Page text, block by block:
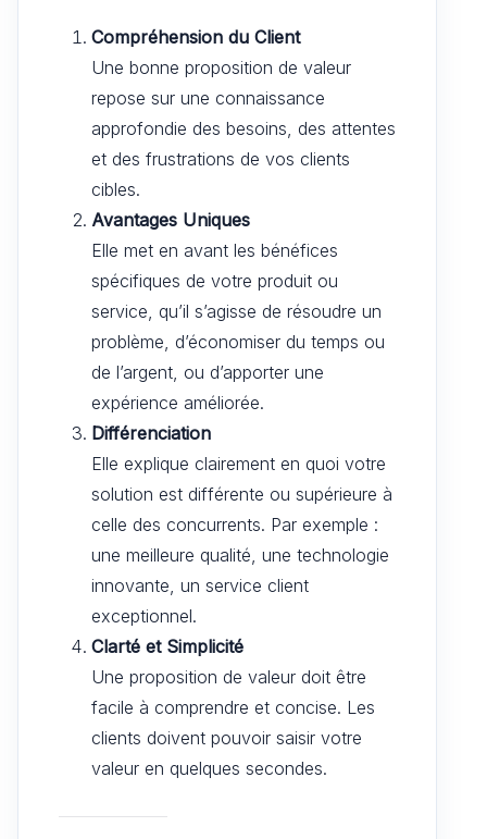
Compréhension du Client
Une bonne proposition de valeur
repose sur une connaissance
approfondie des besoins, des attentes
et des frustrations de vos clients
cibles.
Avantages Uniques
Elle met en avant les bénéfices
spécifiques de votre produit ou
service, qu’il s’agisse de résoudre un
problème, d’économiser du temps ou
de l’argent, ou d’apporter une
expérience améliorée.
Différenciation
Elle explique clairement en quoi votre
solution est différente ou supérieure à
celle des concurrents. Par exemple :
une meilleure qualité, une technologie
innovante, un service client
exceptionnel.
Clarté et Simplicité
Une proposition de valeur doit être
facile à comprendre et concise. Les
clients doivent pouvoir saisir votre
valeur en quelques secondes.